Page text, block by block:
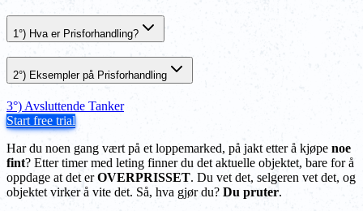
1°) Hva er Prisforhandling?
2°) Eksempler på Prisforhandling
3°) Avsluttende Tanker
Start free trial
Har du noen gang vært på et loppemarked, på jakt etter å kjøpe noe
fint? Etter timer med leting finner du det aktuelle objektet, bare for å
oppdage at det erOVERPRISSET. Du vet det, selgeren vet det, og
objektet virker å vite det. Så, hva gjør du? Du pruter.